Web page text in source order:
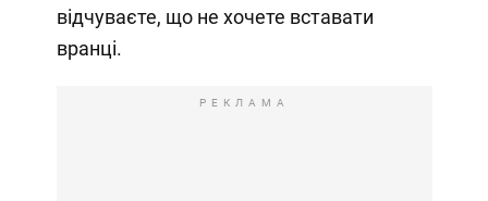
відчуваєте, що не хочете вставати
вранці.
РЕКЛАМА